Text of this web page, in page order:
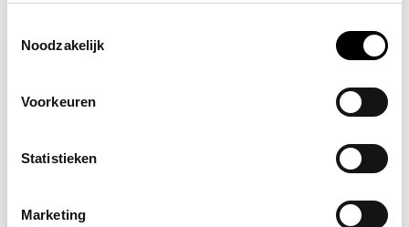
Noodzakelijk
Voorkeuren
Statistieken
Marketing
Recent bekeken